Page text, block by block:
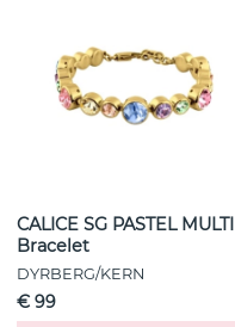
CALICE SG PASTEL MULTI
Bracelet
DYRBERG/KERN
€ 99